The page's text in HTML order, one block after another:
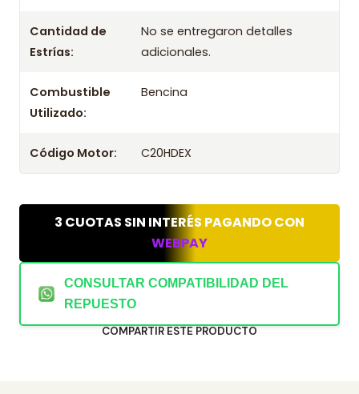
Cantidad de
Estrías:
No se entregaron detalles
adicionales.
Combustible
Utilizado:
Bencina
Código Motor: C20HDEX
3 CUOTAS SIN INTERÉS PAGANDO CON
WEBPAY
CONSULTAR COMPATIBILIDAD DEL
REPUESTO
COMPARTIR ESTE PRODUCTO